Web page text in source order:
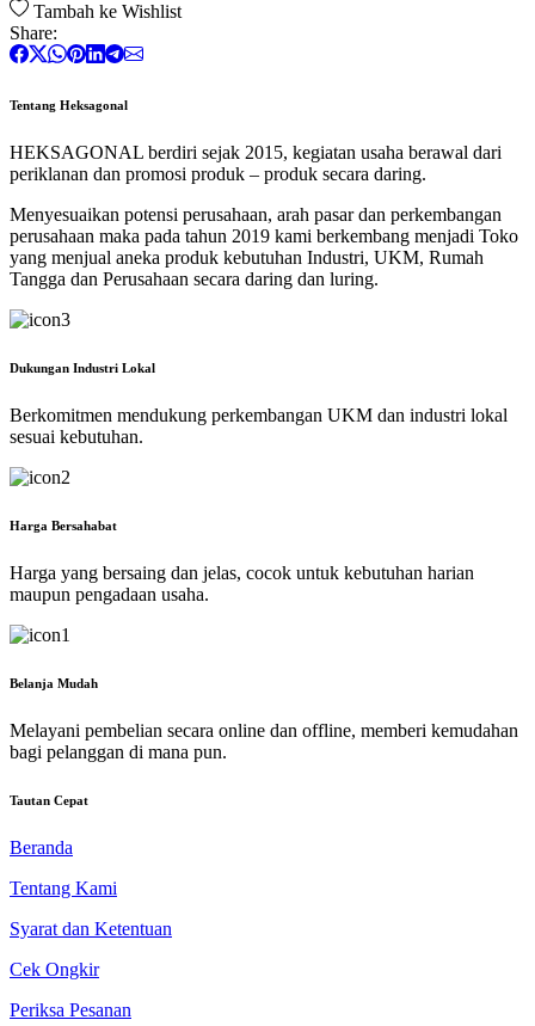
Tambah ke Wishlist
Share:
Tentang Heksagonal
HEKSAGONAL berdiri sejak 2015, kegiatan usaha berawal dari
periklanan dan promosi produk – produk secara daring.
Menyesuaikan potensi perusahaan, arah pasar dan perkembangan
perusahaan maka pada tahun 2019 kami berkembang menjadi Toko
yang menjual aneka produk kebutuhan Industri, UKM, Rumah
Tangga dan Perusahaan secara daring dan luring.
Dukungan Industri Lokal
Berkomitmen mendukung perkembangan UKM dan industri lokal
sesuai kebutuhan.
Harga Bersahabat
Harga yang bersaing dan jelas, cocok untuk kebutuhan harian
maupun pengadaan usaha.
Belanja Mudah
Melayani pembelian secara online dan offline, memberi kemudahan
bagi pelanggan di mana pun.
Tautan Cepat
Beranda
Tentang Kami
Syarat dan Ketentuan
Cek Ongkir
Periksa Pesanan